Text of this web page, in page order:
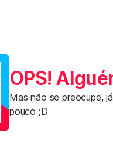
OPS!
Mas não se preocupe,
pouco ;D